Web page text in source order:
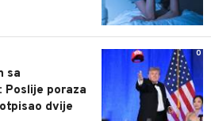
0
sa
poraza
dvije